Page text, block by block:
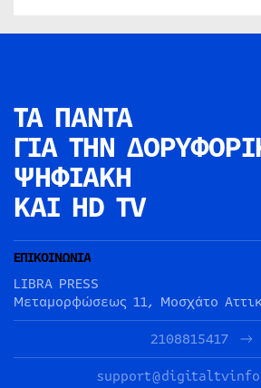
ΤΑ ΠΑΝΤΑ
ΓΙΑ ΤΗΝ
ΨΗΦΙΑΚΗ
ΚΑΙ HD TV
ΕΠΙΚΟΙΝΩΝΙΑ
LIBRA PRESS
Μεταμορφώσεως 11, Μοσχάτο
2108815417